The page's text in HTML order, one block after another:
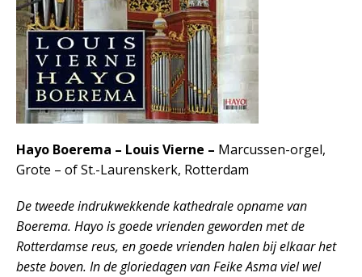
Hayo Boerema – Louis Vierne – Marcussen-orgel,
Grote – of St.-Laurenskerk, Rotterdam
De tweede indrukwekkende kathedrale opname van
Boerema. Hayo is goede vrienden geworden met de
Rotterdamse reus, en goede vrienden halen bij elkaar het
beste boven. In de gloriedagen van Feike Asma viel wel